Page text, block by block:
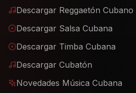
Descargar Reggaetón Cubano
Descargar Salsa Cubana
Descargar Timba Cubana
Descargar Cubatón
Novedades Música Cubana